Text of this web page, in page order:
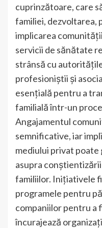
cuprinzătoare, care
familiei, dezvoltarea,
implicarea
servicii de sănătate
strânsă cu
profesioniștii și
esențială pentru a
familială într-un
Angajamentul
semnificative, iar
mediului privat poate
asupra
familiilor. Inițiativele
programele pentru
companiilor pentru a
încurajează